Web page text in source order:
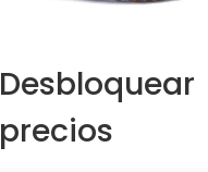
Desbloquear
precios